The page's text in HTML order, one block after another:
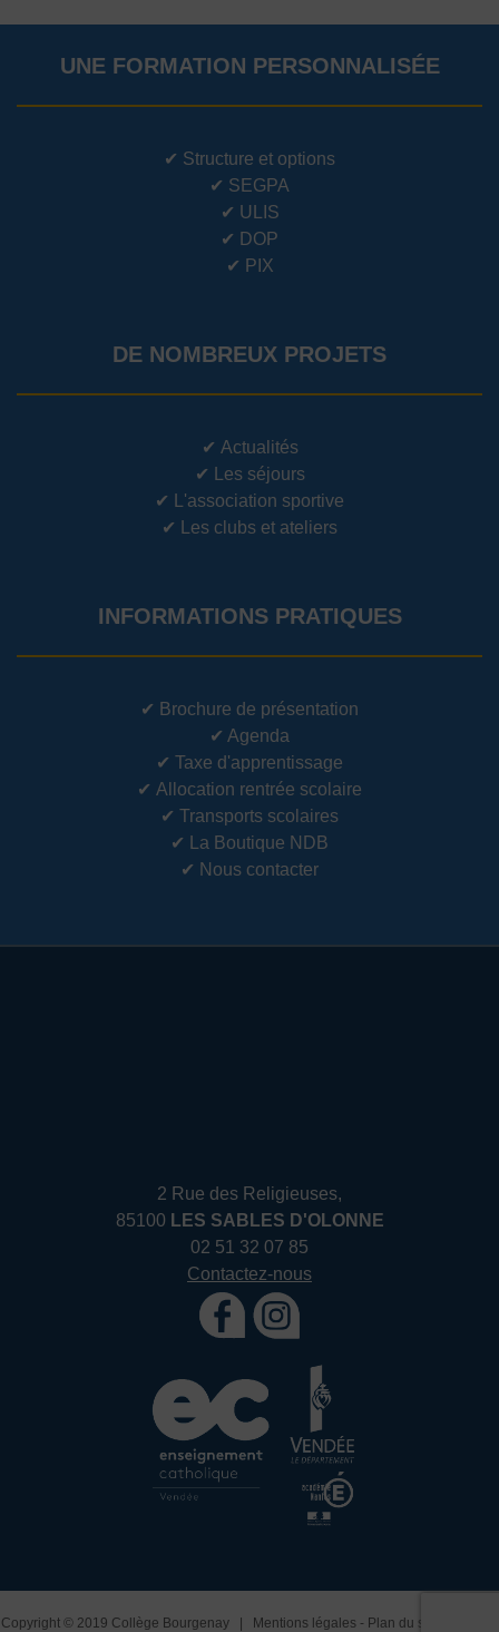
UNE FORMATION PERSONNALISÉE
✔ Structure et options
✔ SEGPA
✔ ULIS
✔ DOP
✔ PIX
DE NOMBREUX PROJETS
✔ Actualités
✔
Les séjours
✔
L'association sportive
✔
Les clubs et ateliers
INFORMATIONS PRATIQUES
✔ Brochure de présentation
✔ Agenda
✔ Taxe d'apprentissage
✔ Allocation rentrée scolaire
✔ Transports scolaires
✔
La Boutique NDB
✔ Nous contacter
2 Rue des Religieuses,
85100 LES SABLES D'OLONNE
02 51 32 07 85
Contactez-nous
Copyright © 2019 Collège Bourgenay | Mentions légales - Plan du site